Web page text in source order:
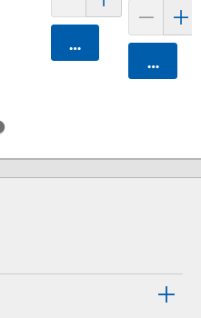
카트에 담기
카트에